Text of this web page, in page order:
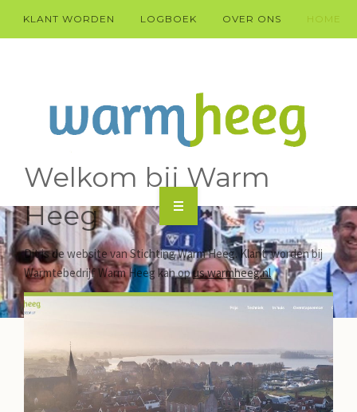
KLANT WORDEN LOGBOEK OVER ONS HOME
KLANT WARM HEEG WORDEN?
HÚS
DOARP
TECHNYK
JILD
Welkom bij Warm
Heeg
Dit is de website van Stichting Warm Heeg. Klant worden bij
Warmtebedrijf Warm Heeg kan opus.warmheeg.nl